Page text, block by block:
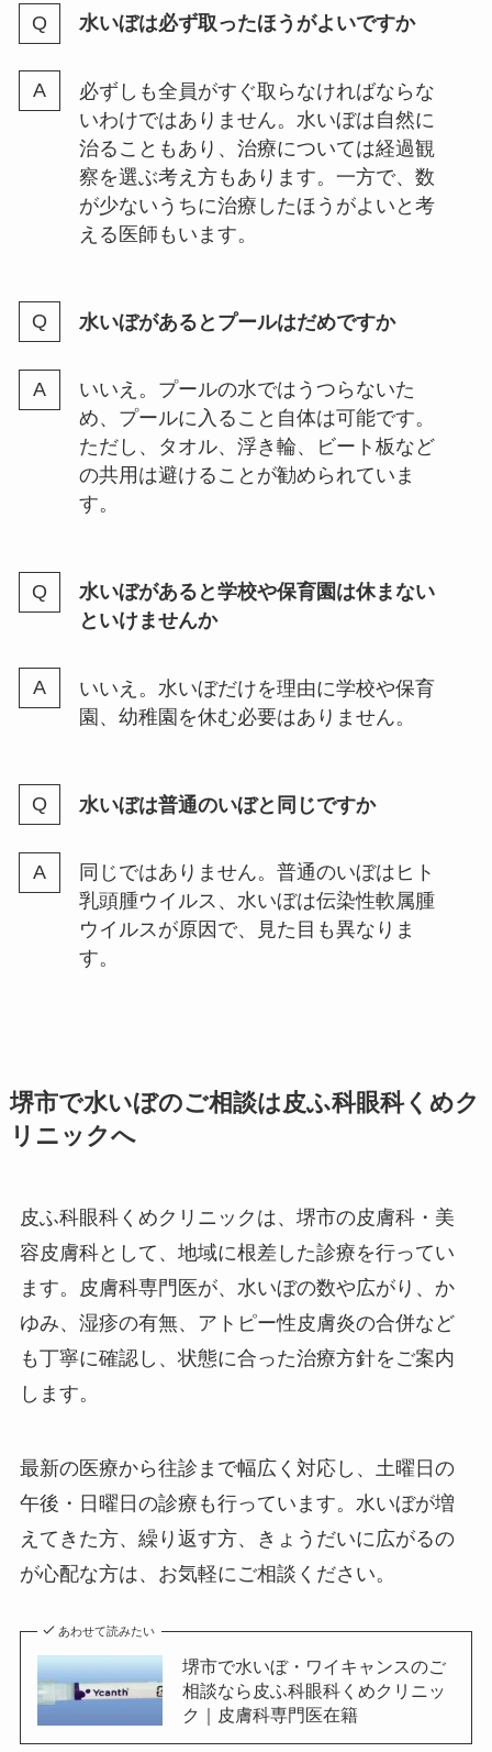
水いぼは必ず取ったほうがよいですか
必ずしも全員がすぐ取らなければならな
いわけではありません。水いぼは自然に
治ることもあり、治療については経過観
察を選ぶ考え方もあります。一方で、数
が少ないうちに治療したほうがよいと考
える医師もいます。
水いぼがあるとプールはだめですか
いいえ。プールの水ではうつらないた
め、プールに入ること自体は可能です。
ただし、タオル、浮き輪、ビート板など
の共用は避けることが勧められていま
す。
水いぼがあると学校や保育園は休まない
といけませんか
いいえ。水いぼだけを理由に学校や保育
園、幼稚園を休む必要はありません。
水いぼは普通のいぼと同じですか
同じではありません。普通のいぼはヒト
乳頭腫ウイルス、水いぼは伝染性軟属腫
ウイルスが原因で、見た目も異なりま
す。
堺市で水いぼのご相談は皮ふ科眼科くめク
リニックへ
皮ふ科眼科くめクリニックは、堺市の皮膚科・美
容皮膚科として、地域に根差した診療を行ってい
ます。皮膚科専門医が、水いぼの数や広がり、か
ゆみ、湿疹の有無、アトピー性皮膚炎の合併など
も丁寧に確認し、状態に合った治療方針をご案内
します。
最新の医療から往診まで幅広く対応し、土曜日の
午後・日曜日の診療も行っています。水いぼが増
えてきた方、繰り返す方、きょうだいに広がるの
が心配な方は、お気軽にご相談ください。
あわせて読みたい
堺市で水いぼ・ワイキャンスのご
相談なら皮ふ科眼科くめクリニッ
ク｜皮膚科専門医在籍